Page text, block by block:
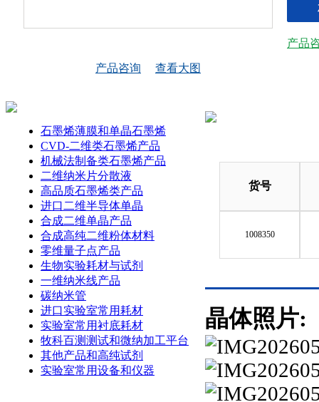
产品
产品咨询 查看大图
石墨烯薄膜和单晶石墨烯
CVD-二维类石墨烯产品
机械法制备类石墨烯产品
二维纳米片分散液
高品质石墨烯类产品
进口二维半导体单晶
合成二维单晶产品
合成高纯二维粉体材料
零维量子点产品
生物实验耗材与试剂
一维纳米线产品
碳纳米管
进口实验室常用耗材
实验室常用衬底耗材
牧科百测测试和微纳加工平台
其他产品和高纯试剂
实验室常用设备和仪器
货号
1008350
晶体照片: